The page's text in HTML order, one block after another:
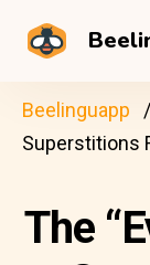
Beelinguapp
Superstitions
The